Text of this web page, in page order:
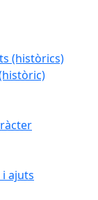
(històrics)
ajuts